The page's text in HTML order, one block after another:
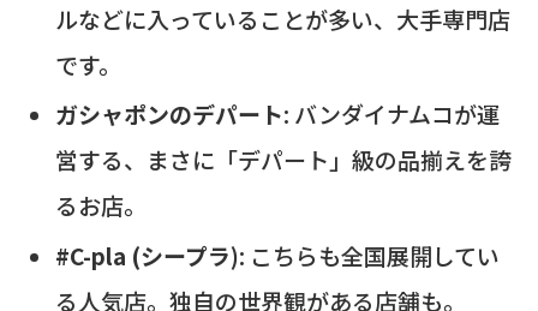
ルなどに入っていることが多い、大手専門店
です。
ガシャポンのデパート: バンダイナムコが運
営する、まさに「デパート」級の品揃えを誇
るお店。
#C-pla (シープラ): こちらも全国展開してい
る人気店。独自の世界観がある店舗も。